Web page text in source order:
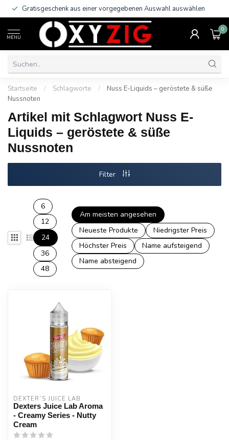
Gratisgeschenk aus einer vorgegebenen Auswahl auswählen
MENU
0
Startseite / Schlagworte /
Nuss E-Liquids – geröstete & süße
Nussnoten
Artikel mit Schlagwort Nuss E-
Liquids – geröstete & süße
Nussnoten
Filter
6
12
24
36
48
Am meisten angesehen
Neueste Produkte
Niedrigster Preis
Höchster Preis
Name aufsteigend
Name absteigend
DEXTER`S JUICE LAB
Dexters Juice Lab Aroma
- Creamy Series - Nutty
Cream